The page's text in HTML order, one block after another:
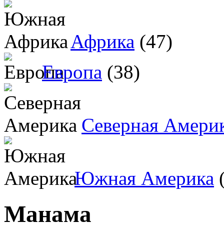
Африка (47)
Европа (38)
Северная
Южная Америка
Манама